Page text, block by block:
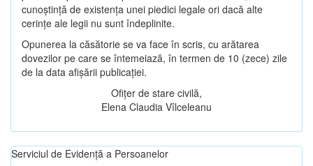
cunoștință de existența unei piedici legale ori dacă alte
cerințe ale legii nu sunt îndeplinite.
Opunerea la căsătorie se va face în scris, cu arătarea
dovezilor pe care se întemeiază, în termen de 10 (zece) zile
de la data afișării publicației.
Ofițer de stare civilă,
Elena Claudia Vîlceleanu
Serviciul de Evidență a Persoanelor